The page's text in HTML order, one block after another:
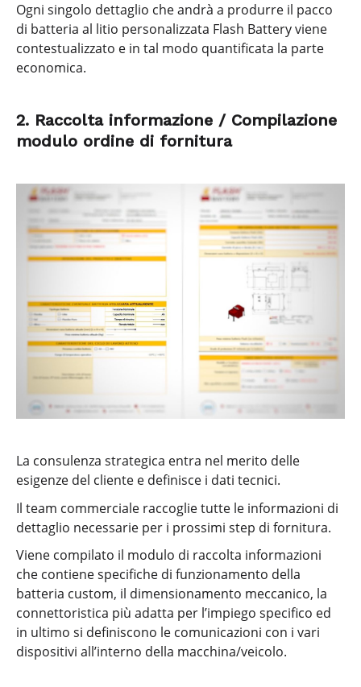
Ogni singolo dettaglio che andrà a produrre il pacco
di batteria al litio personalizzata Flash Battery viene
contestualizzato e in tal modo quantificata la parte
economica.
2. Raccolta informazione / Compilazione
modulo ordine di fornitura
La consulenza strategica entra nel merito delle
esigenze del cliente e definisce i dati tecnici.
Il team commerciale raccoglie tutte le informazioni di
dettaglio necessarie per i prossimi step di fornitura.
Viene compilato il modulo di raccolta informazioni
che contiene specifiche di funzionamento della
batteria custom, il dimensionamento meccanico, la
connettoristica più adatta per l’impiego specifico ed
in ultimo si definiscono le comunicazioni con i vari
dispositivi all’interno della macchina/veicolo.